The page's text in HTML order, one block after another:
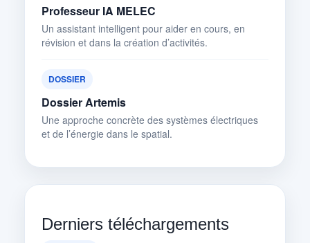
Professeur IA MELEC
Un assistant intelligent pour aider en cours, en
révision et dans la création d’activités.
DOSSIER
Dossier Artemis
Une approche concrète des systèmes électriques
et de l’énergie dans le spatial.
Derniers téléchargements